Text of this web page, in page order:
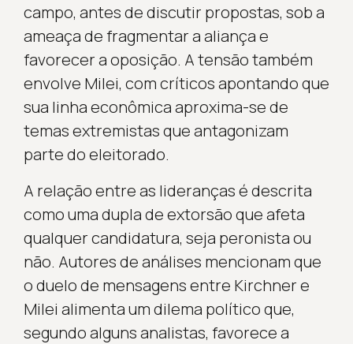
campo, antes de discutir propostas, sob a
ameaça de fragmentar a aliança e
favorecer a oposição. A tensão também
envolve Milei, com críticos apontando que
sua linha econômica aproxima-se de
temas extremistas que antagonizam
parte do eleitorado.
A relação entre as lideranças é descrita
como uma dupla de extorsão que afeta
qualquer candidatura, seja peronista ou
não. Autores de análises mencionam que
o duelo de mensagens entre Kirchner e
Milei alimenta um dilema político que,
segundo alguns analistas, favorece a